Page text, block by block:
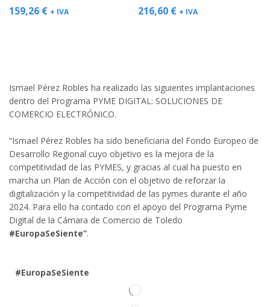
159,26 € + IVA 216,60 € + IVA
Ismael Pérez Robles ha realizado las siguientes implantaciones
dentro del Programa PYME DIGITAL: SOLUCIONES DE
COMERCIO ELECTRÓNICO.
“Ismael Pérez Robles ha sido beneficiaria del Fondo Europeo de
Desarrollo Regional cuyo objetivo es la mejora de la
competitividad de las PYMES, y gracias al cual ha puesto en
marcha un Plan de Acción con el objetivo de reforzar la
digitalización y la competitividad de las pymes durante el año
2024. Para ello ha contado con el apoyo del Programa Pyme
Digital de la Cámara de Comercio de Toledo
#EuropaSeSiente”.
#EuropaSeSiente